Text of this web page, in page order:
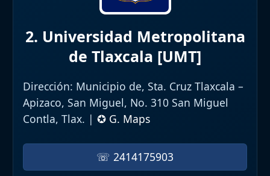
2. Universidad Metropolitana
de Tlaxcala [UMT]
Dirección: Municipio de, Sta. Cruz Tlaxcala –
Apizaco, San Miguel, No. 310 San Miguel
Contla, Tlax. | ✪ G. Maps
☏ 2414175903